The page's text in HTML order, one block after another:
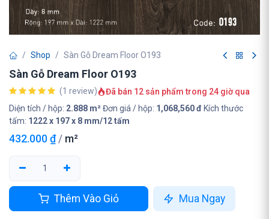
Shop Sàn Gỗ Dream Floor O193
Sàn Gỗ Dream Floor O193
(1 review)
Đã bán 12 sản phẩm trong 24 giờ qua
Diện tích / hộp: 2.888 m²Đơn giá / hộp: 1,068,560 đ Kích thước
tấm: 1222 x 197 x 8 mm/12 tấm
432.000₫ / m²
Thêm Vào Giỏ Mua Ngay